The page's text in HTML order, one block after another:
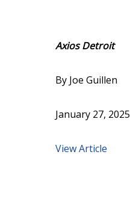
Axios Detroit
By Joe Guillen
January 27, 2025
View Article